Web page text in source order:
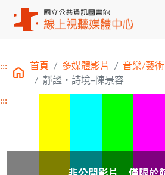
主要內容區塊
::: 首頁 多媒體影片 音樂/藝術
靜謐‧詩境─陳景容
:::